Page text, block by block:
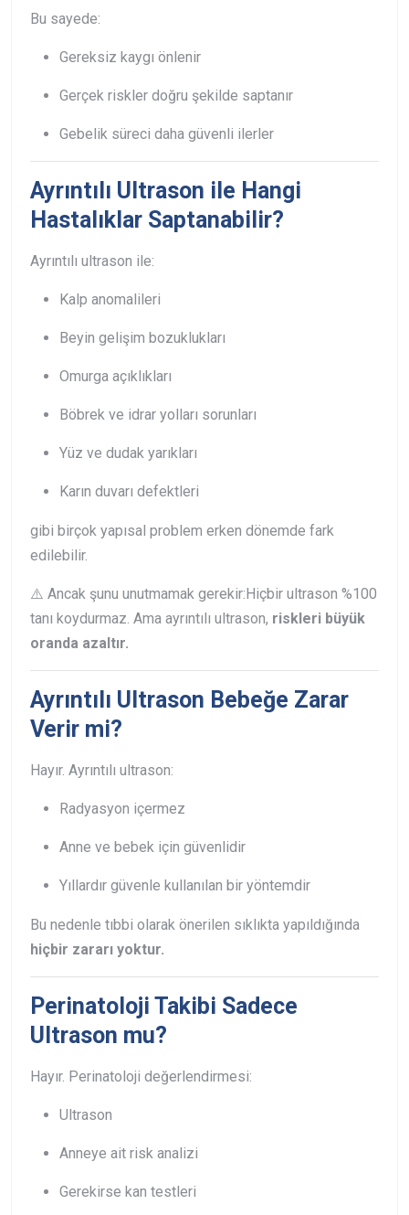
Bu sayede:
Gereksiz kaygı önlenir
Gerçek riskler doğru şekilde saptanır
Gebelik süreci daha güvenli ilerler
Ayrıntılı Ultrason ile Hangi
Hastalıklar Saptanabilir?
Ayrıntılı ultrason ile:
Kalp anomalileri
Beyin gelişim bozuklukları
Omurga açıklıkları
Böbrek ve idrar yolları sorunları
Yüz ve dudak yarıkları
Karın duvarı defektleri
gibi birçok yapısal problem erken dönemde fark
edilebilir.
⚠️ Ancak şunu unutmamak gerekir:Hiçbir ultrason %100
tanı koydurmaz. Ama ayrıntılı ultrason, riskleri büyük
oranda azaltır.
Ayrıntılı Ultrason Bebeğe Zarar
Verir mi?
Hayır. Ayrıntılı ultrason:
Radyasyon içermez
Anne ve bebek için güvenlidir
Yıllardır güvenle kullanılan bir yöntemdir
Bu nedenle tıbbi olarak önerilen sıklıkta yapıldığında
hiçbir zararı yoktur.
Perinatoloji Takibi Sadece
Ultrason mu?
Hayır. Perinatoloji değerlendirmesi:
Ultrason
Anneye ait risk analizi
Gerekirse kan testleri